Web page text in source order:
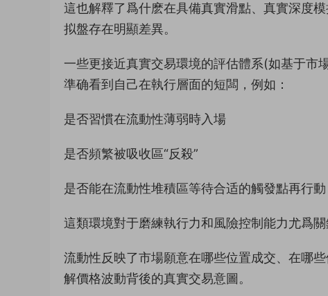
這也解釋了爲什麽在具備真實滑點、真實深度
拟盤存在明顯差異。
一些更接近真實交易環境的評估體系(如基于市
準确看到自己在執行層面的短闆，例如：
是否習慣在流動性薄弱時入場
是否頻繁被吸收區“反殺”
是否能在流動性堆積區等待合适的觸發點再行動
這類環境對于磨練執行力和風險控制能力尤爲關
流動性反映了市場願意在哪些位置成交、在哪
解價格波動背後的真實交易意圖。